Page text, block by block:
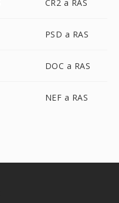
CR2 a RAS
PSD a RAS
DOC a RAS
NEF a RAS